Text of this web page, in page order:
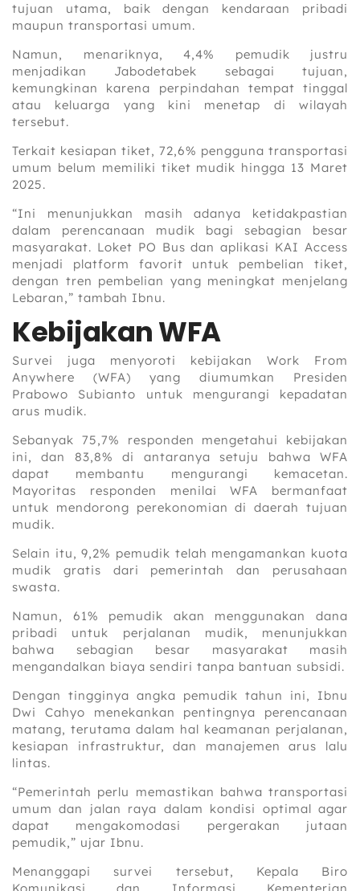
tujuan utama, baik dengan kendaraan pribadi
maupun transportasi umum.
Namun, menariknya, 4,4% pemudik justru
menjadikan Jabodetabek sebagai tujuan,
kemungkinan karena perpindahan tempat tinggal
atau keluarga yang kini menetap di wilayah
tersebut.
Terkait kesiapan tiket, 72,6% pengguna transportasi
umum belum memiliki tiket mudik hingga 13 Maret
2025.
“Ini menunjukkan masih adanya ketidakpastian
dalam perencanaan mudik bagi sebagian besar
masyarakat. Loket PO Bus dan aplikasi KAI Access
menjadi platform favorit untuk pembelian tiket,
dengan tren pembelian yang meningkat menjelang
Lebaran,” tambah Ibnu.
Kebijakan WFA
Survei juga menyoroti kebijakan Work From
Anywhere (WFA) yang diumumkan Presiden
Prabowo Subianto untuk mengurangi kepadatan
arus mudik.
Sebanyak 75,7% responden mengetahui kebijakan
ini, dan 83,8% di antaranya setuju bahwa WFA
dapat membantu mengurangi kemacetan.
Mayoritas responden menilai WFA bermanfaat
untuk mendorong perekonomian di daerah tujuan
mudik.
Selain itu, 9,2% pemudik telah mengamankan kuota
mudik gratis dari pemerintah dan perusahaan
swasta.
Namun, 61% pemudik akan menggunakan dana
pribadi untuk perjalanan mudik, menunjukkan
bahwa sebagian besar masyarakat masih
mengandalkan biaya sendiri tanpa bantuan subsidi.
Dengan tingginya angka pemudik tahun ini, Ibnu
Dwi Cahyo menekankan pentingnya perencanaan
matang, terutama dalam hal keamanan perjalanan,
kesiapan infrastruktur, dan manajemen arus lalu
lintas.
“Pemerintah perlu memastikan bahwa transportasi
umum dan jalan raya dalam kondisi optimal agar
dapat mengakomodasi pergerakan jutaan
pemudik,” ujar Ibnu.
Menanggapi survei tersebut, Kepala Biro